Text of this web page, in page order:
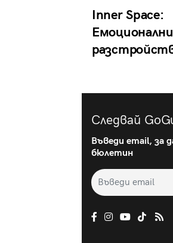
Inner Space:
Емоционални
Следвай
Въведи email, за
бюлетин